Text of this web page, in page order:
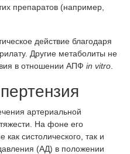
препаратов (например,
действие благодаря
Другие метаболиты не
в отношении АПФ in vitro
артериальной
На фоне его
систолического, так и
(АД) в положении